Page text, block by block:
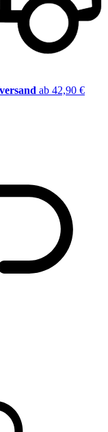
ab 42,90 €